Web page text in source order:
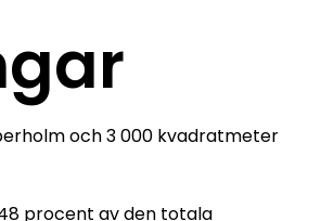
och 3 000 kvadratmeter
procent av den totala